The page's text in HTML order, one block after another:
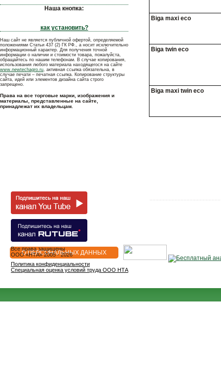
Наша кнопка:
как установить?
Наш сайт не является публичной офертой, определяемой
положениями Статьи 437 (2) ГК РФ., а носит исключительно
информационный характер. Для получения точной
информации о наличии и стоимости товара, пожалуйста,
обращайтесь по нашим телефонам. В случае копирования,
использования любого материала находящегося на сайте
www.newtechagro.ru, активная ссылка обязательна, в
случае печати – печатная ссылка. Копирование структуры
сайта, идей или элементов дизайна сайта строго
запрещено.
Права на все торговые марки, изображения и
материалы, представленные на сайте,
принадлежат их владельцам.
Biga maxi eco
Biga twin eco
Biga maxi twin eco
О ПЕРСОНАЛЬНЫХ ДАННЫХ
Все права защищены
OOO «НТА» 2005 - 2026
Политика конфиденциальности
Специальная оценка условий труда ООО НТА